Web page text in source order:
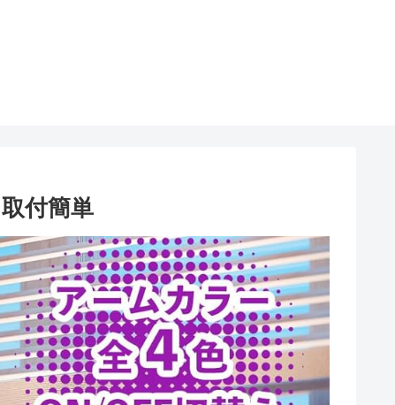
付簡単